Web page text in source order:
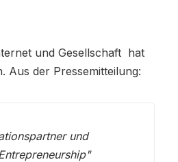
und Gesellschaft hat
Aus der Pressemitteilung:
und